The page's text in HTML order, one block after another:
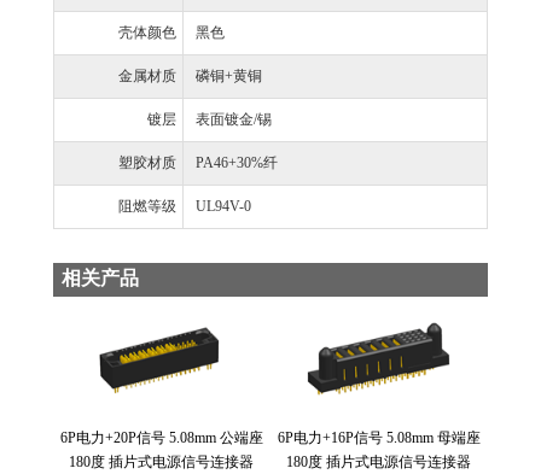
壳体颜色 黑色
金属材质 磷铜+黄铜
镀层 表面镀金/锡
塑胶材质 PA46+30%纤
阻燃等级 UL94V-0
相关产品
6P电力+20P信号 5.08mm 公端座
180度 插片式电源信号连接器
6P电力+16P信号 5.08mm 母端座
180度 插片式电源信号连接器